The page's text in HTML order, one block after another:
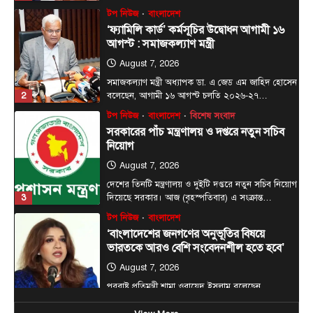
2
টপ নিউজ বাংলাদেশ
‘ফ্যামিলি কার্ড’ কর্মসূচির উদ্বোধন আগামী ১৬
আগস্ট : সমাজকল্যাণ মন্ত্রী
August 7, 2026
সমাজকল্যাণ মন্ত্রী অধ্যাপক ডা. এ জেড এম জাহিদ হোসেন
বলেছেন, আগামী ১৬ আগস্ট চলতি ২০২৬-২৭…
3
টপ নিউজ বাংলাদেশ বিশেষ সংবাদ
সরকারের পাঁচ মন্ত্রণালয় ও দপ্তরে নতুন সচিব
নিয়োগ
August 7, 2026
দেশের তিনটি মন্ত্রণালয় ও দুইটি দপ্তরে নতুন সচিব নিয়োগ
দিয়েছে সরকার। আজ (বৃহস্পতিবার) এ সংক্রান্ত…
টপ নিউজ বাংলাদেশ
‘বাংলাদেশের জনগণের অনুভূতির বিষয়ে
ভারতকে আরও বেশি সংবেদনশীল হতে হবে’
August 7, 2026
পররাষ্ট্র প্রতিমন্ত্রী শামা ওবায়েদ ইসলাম বলেছেন,
বাংলাদেশের জনগণের অনুভূতি ও সংবেদনশীলতার বিষয়ে